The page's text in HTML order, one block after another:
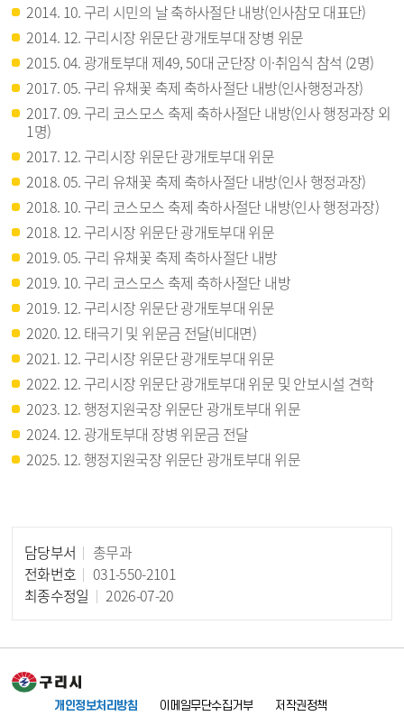
2014. 10. 구리 시민의 날 축하사절단 내방(인사참모 대표단)
2014. 12. 구리시장 위문단 광개토부대 장병 위문
2015. 04. 광개토부대 제49, 50대 군단장 이·취임식 참석 (2명)
2017. 05. 구리 유채꽃 축제 축하사절단 내방(인사행정과장)
2017. 09. 구리 코스모스 축제 축하사절단 내방(인사 행정과장 외
1명)
2017. 12. 구리시장 위문단 광개토부대 위문
2018. 05. 구리 유채꽃 축제 축하사절단 내방(인사 행정과장)
2018. 10. 구리 코스모스 축제 축하사절단 내방(인사 행정과장)
2018. 12. 구리시장 위문단 광개토부대 위문
2019. 05. 구리 유채꽃 축제 축하사절단 내방
2019. 10. 구리 코스모스 축제 축하사절단 내방
2019. 12. 구리시장 위문단 광개토부대 위문
2020. 12. 태극기 및 위문금 전달(비대면)
2021. 12. 구리시장 위문단 광개토부대 위문
2022. 12. 구리시장 위문단 광개토부대 위문 및 안보시설 견학
2023. 12. 행정지원국장 위문단 광개토부대 위문
2024. 12. 광개토부대 장병 위문금 전달
2025. 12. 행정지원국장 위문단 광개토부대 위문
담당부서
총무과
전화번호
031-550-2101
최종수정일
2026-07-20
개인정보처리방침 이메일무단수집거부 저작권정책